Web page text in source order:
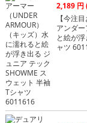
2,189 円
【今注
アンダ
と絵が
ャツ